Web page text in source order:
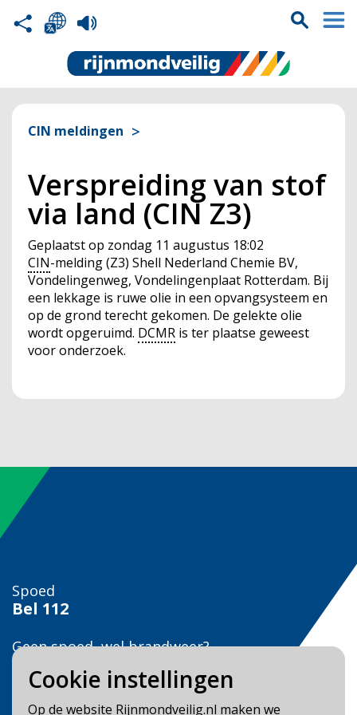
Cookie instellingen
Op de website Rijnmondveilig.nl maken we
CIN meldingen
Verspreiding van stof
via land (CIN Z3)
Geplaatst op zondag 11 augustus 18:02
CIN-melding (Z3) Shell Nederland Chemie BV,
Vondelingenweg, Vondelingenplaat Rotterdam. Bij
een lekkage is ruwe olie in een opvangsysteem en
op de grond terecht gekomen. De gelekte olie
wordt opgeruimd. DCMR is ter plaatse geweest
voor onderzoek.
Spoed
Bel 112
Geen spoed, wel brandweer?
Bel
Veilig Leven?